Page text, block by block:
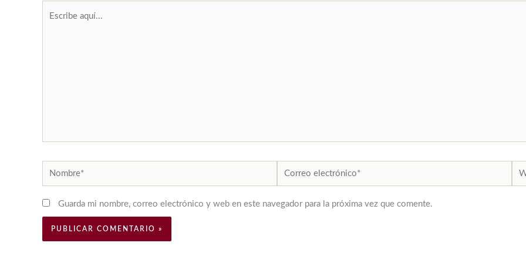
Nombre*
Correo
electrónico*
Guarda mi nombre, correo electrónico y web en este navegador para la próxima vez que comente.